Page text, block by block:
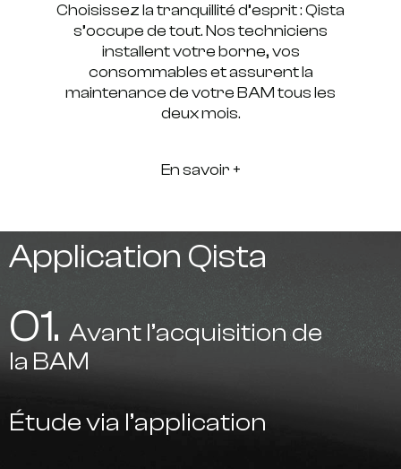
Choisissez la tranquillité d’esprit : Qista
s’occupe de tout. Nos techniciens
installent votre borne, vos
consommables et assurent la
maintenance de votre BAM tous les
deux mois.
En savoir +
Application Qista
01. Avant l’acquisition de
la BAM
Étude via l’application